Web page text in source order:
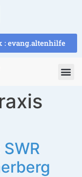
: evang.altenhilfe